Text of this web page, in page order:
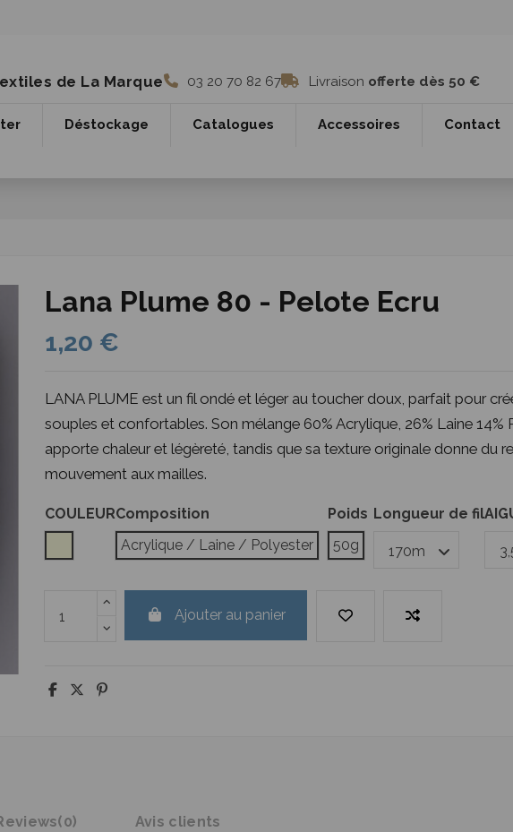
de La Marque 03 20 70 82 67 Livraison offerte dès 50 €
Déstockage Catalogues Accessoires Contact
Lana Plume 80 - Pelote Ecru
1,20 €
LANA PLUME est un fil ondé et léger au toucher doux, parfait pour
souples et confortables. Son mélange 60% Acrylique, 26% Laine 14%
apporte chaleur et légèreté, tandis que sa texture originale donne du
mouvement aux mailles.
COULEURComposition
Acrylique / Laine / Polyester
Poids
50g
Longueur de fil
Ajouter au panier
(0) Avis clients